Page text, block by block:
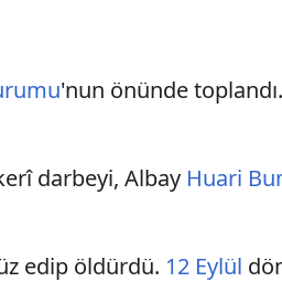
'nun önünde toplandı.
darbeyi, Albay Huari
edip öldürdü. 12 Eylül